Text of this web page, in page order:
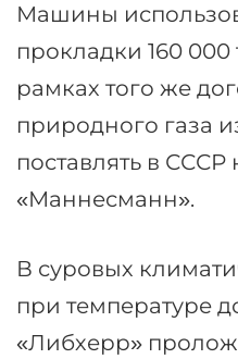
Машины
прокладки 160 000
рамках того же
природного газа
поставлять в
«Маннесманн».
В суровых
при температуре
«Либхерр»